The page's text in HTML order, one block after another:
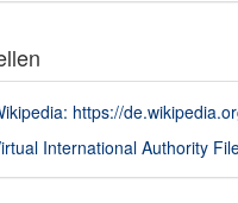
https://
International Authority